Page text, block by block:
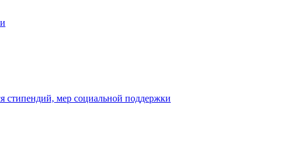
стипендий, мер социальной поддержки